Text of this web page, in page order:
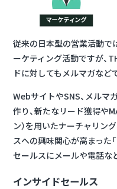
従来の日本型の営業活動で
ーケティング活動ですが、
ドに対してもメルマガなど
WebサイトやSNS、メルマ
作り、新たなリード獲得や
ン）を用いたナーチャリン
スへの興味関心が高まった
セールスにメールや電話な
インサイドセールス